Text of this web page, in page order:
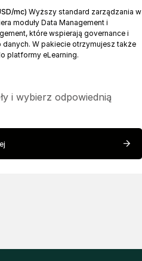
mc)Wyższy standard zarządzania w
moduły Data Management i
które wspierają governance i
W pakiecie otrzymujesz także
platformy eLearning.
i wybierz odpowiednią